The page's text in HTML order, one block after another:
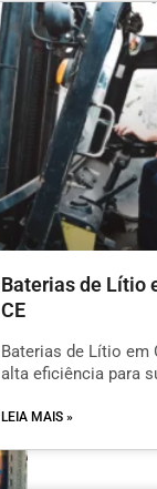
Baterias de Lítio
CE
Baterias de Lítio em
alta eficiência para
LEIA MAIS »